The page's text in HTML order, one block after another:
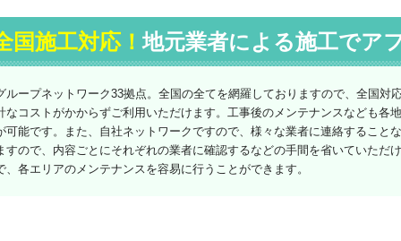
国施工対応！地元業者による施工でア
ループネットワーク33拠点。全国の全てを網羅しておりますので、全国対
なコストがかからずご利用いただけます。工事後のメンテナンスなども各
可能です。また、自社ネットワークですので、様々な業者に連絡すること
すので、内容ごとにそれぞれの業者に確認するなどの手間を省いていただ
、各エリアのメンテナンスを容易に行うことができます。